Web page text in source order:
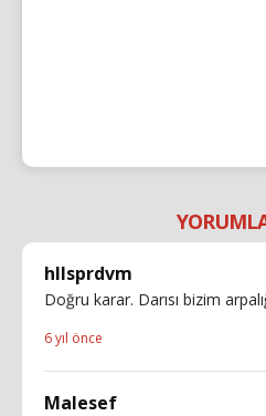
hllsprdvm
Doğru karar. Darısı bizim
6 yıl önce
Malesef